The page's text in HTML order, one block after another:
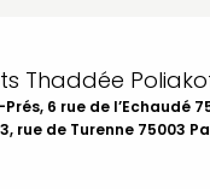
Thaddée
6 rue de l’Echaudé
rue de Turenne 75003